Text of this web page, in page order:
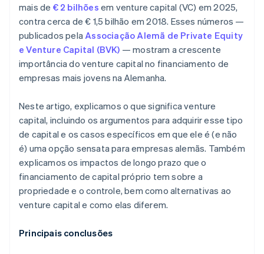
mais de € 2 bilhões em venture capital (VC) em 2025,
contra cerca de € 1,5 bilhão em 2018. Esses números —
publicados pelaAssociação Alemã de Private Equity
e Venture Capital (BVK) — mostram a crescente
importância do venture capital no financiamento de
empresas mais jovens na Alemanha.
Neste artigo, explicamos o que significa venture
capital, incluindo os argumentos para adquirir esse tipo
de capital e os casos específicos em que ele é (e não
é) uma opção sensata para empresas alemãs. Também
explicamos os impactos de longo prazo que o
financiamento de capital próprio tem sobre a
propriedade e o controle, bem como alternativas ao
venture capital e como elas diferem.
Principais conclusões